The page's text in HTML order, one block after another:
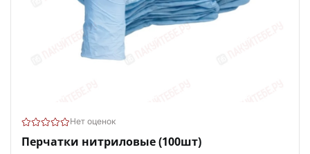
Нет оценок
Перчатки нитриловые (100шт)